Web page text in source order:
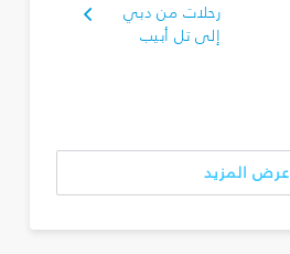
رحلات من دبي
إلى تل أبيب
عرض المزيد